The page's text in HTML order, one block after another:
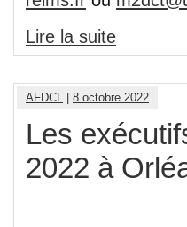
Lire la suite
AFDCL 8 octobre 2022
Les
2022 à